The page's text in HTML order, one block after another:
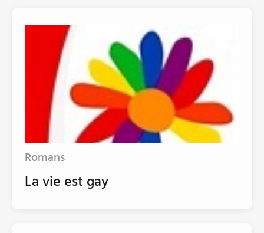
Romans
La vie est gay